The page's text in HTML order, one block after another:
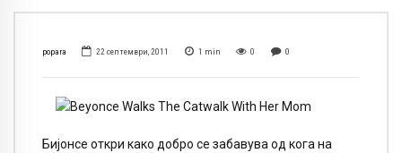
popara 22 септември, 2011 1 min 0 0
Бијонсе откри како добро се забавува од кога на